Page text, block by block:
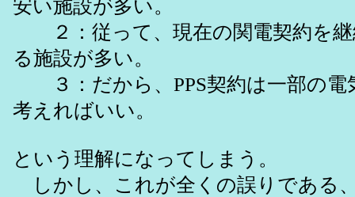
安い施設が多い。
２：従って、現在の関電契約を継
る施設が多い。
３：だから、PPS契約は一部の電
考えればいい。
という理解になってしまう。
しかし、これが全くの誤りである